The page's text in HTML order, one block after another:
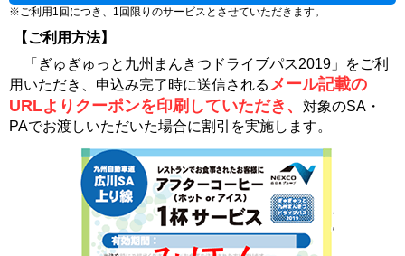
※ご利用1回につき、1回限りのサービスとさせていただきます。
【ご利用方法】
「ぎゅぎゅっと九州まんきつドライブパス2019」をご利
用いただき、申込み完了時に送信されるメール記載の
URLよりクーポンを印刷していただき、 対象のSA・
PAでお渡しいただいた場合に割引を実施します。